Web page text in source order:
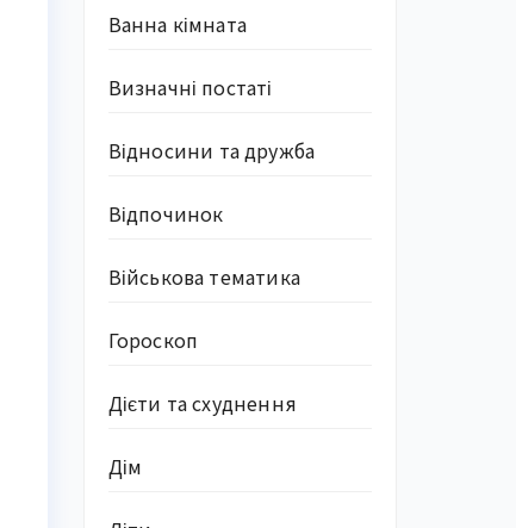
Ванна кімната
Визначні постаті
Відносини та дружба
Відпочинок
Військова тематика
Гороскоп
Дієти та схуднення
Дім